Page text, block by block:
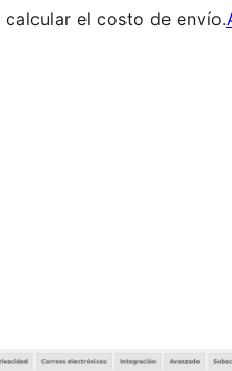
el costo de envío.